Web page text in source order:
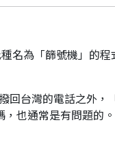
名為「篩號機」的
台灣的電話之外
也通常是有問題的